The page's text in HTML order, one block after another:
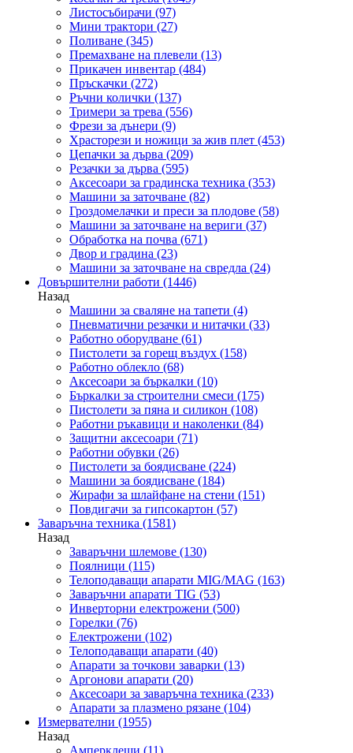
Листосъбирачи (97)
Мини трактори (27)
Поливане (345)
Премахване на плевели (13)
Прикачен инвентар (484)
Пръскачки (272)
Ръчни колички (137)
Тримери за трева (556)
Фрези за дънери (9)
Храсторези и ножици за жив плет (453)
Цепачки за дърва (209)
Резачки за дърва (595)
Аксесоари за градинска техника (353)
Машини за заточване (82)
Гроздомелачки и преси за плодове (58)
Машини за заточване на вериги (37)
Обработка на почва (671)
Двор и градина (23)
Машини за заточване на свредла (24)
Довършителни работи (1446)
Назад
Машини за сваляне на тапети (4)
Пневматични резачки и нитачки (33)
Работно оборудване (61)
Пистолети за горещ въздух (158)
Работно облекло (68)
Аксесоари за бъркалки (10)
Бъркалки за строителни смеси (175)
Пистолети за пяна и силикон (108)
Работни ръкавици и наколенки (84)
Защитни аксесоари (71)
Работни обувки (26)
Пистолети за боядисване (224)
Машини за боядисване (184)
Жирафи за шлайфане на стени (151)
Повдигачи за гипсокартон (57)
Заваръчна техника (1581)
Назад
Заваръчни шлемове (130)
Поялници (115)
Телоподаващи апарати MIG/MAG (163)
Заваръчни апарати TIG (53)
Инверторни електрожени (500)
Горелки (76)
Електрожени (102)
Телоподаващи апарати (40)
Апарати за точкови заварки (13)
Аргонови апарати (20)
Аксесоари за заваръчна техника (233)
Апарати за плазмено рязане (104)
Измервателни (1955)
Назад
Амперклещи (11)